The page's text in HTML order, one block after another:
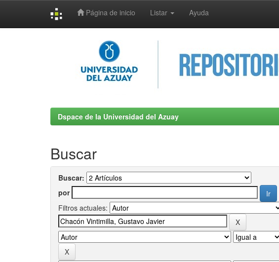
Página de inicio Listar Ayuda
Dspace de la Universidad del Azuay
Buscar
Buscar:
por
Filtros actuales: